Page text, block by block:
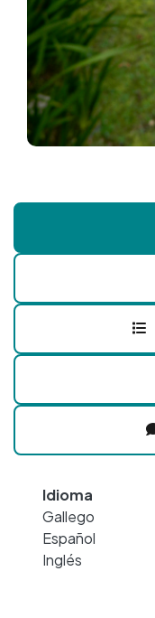
Idioma
Gallego
Español
Inglés